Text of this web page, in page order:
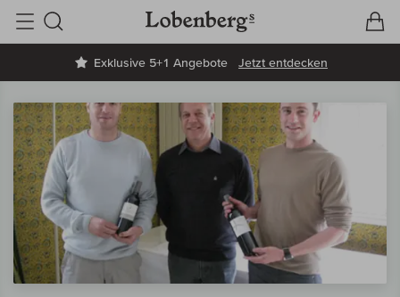
Exklusive 5+1 Angebote Jetzt entdecken
Suche